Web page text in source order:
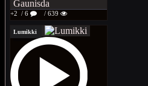
+2 / 6 / 639
Lumikki